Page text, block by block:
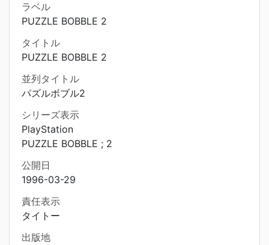
ラベル
PUZZLE BOBBLE 2
タイトル
PUZZLE BOBBLE 2
並列タイトル
パズルボブル2
シリーズ表示
PlayStation
PUZZLE BOBBLE ; 2
公開日
1996-03-29
責任表示
タイトー
出版地